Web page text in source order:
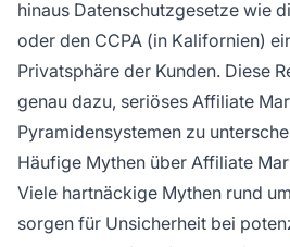
hinaus Datenschutzgesetze wie
oder den CCPA (in Kalifornien)
Privatsphäre der Kunden. Diese
genau dazu, seriöses Affiliate
Pyramidensystemen zu
Häufige Mythen über Affiliate
Viele hartnäckige Mythen rund
sorgen für Unsicherheit bei